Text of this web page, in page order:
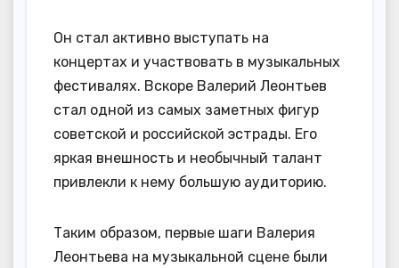
Он стал активно выступать на
концертах и участвовать в музыкальных
фестивалях. Вскоре Валерий Леонтьев
стал одной из самых заметных фигур
советской и российской эстрады. Его
яркая внешность и необычный талант
привлекли к нему большую аудиторию.
Таким образом, первые шаги Валерия
Леонтьева на музыкальной сцене были